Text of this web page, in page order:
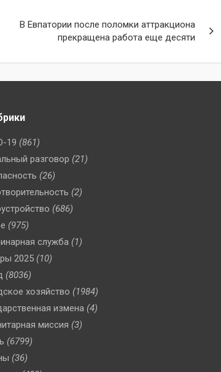
В Евпатории после поломки аттракциона
прекращена работа еще десяти
19 (861)
разговор (21)
(26)
(2)
(686)
(975)
служба (1)
2025 (10)
(8036)
хозяйство (1984)
измена (4)
миссия (3)
(6799)
(36)